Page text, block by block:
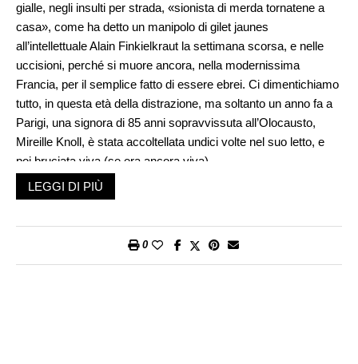
gialle, negli insulti per strada, «sionista di merda tornatene a
casa», come ha detto un manipolo di gilet jaunes
all’intellettuale Alain Finkielkraut la settimana scorsa, e nelle
uccisioni, perché si muore ancora, nella modernissima
Francia, per il semplice fatto di essere ebrei. Ci dimentichiamo
tutto, in questa età della distrazione, ma soltanto un anno fa a
Parigi, una signora di 85 anni sopravvissuta all’Olocausto,
Mireille Knoll, è stata accoltellata undici volte nel suo letto, e
poi bruciata viva (se era ancora viva).
I dati del Ministero dell’interno dicono che l’antisemitismo è
cresciuto del 74 per cento: 541 episodi nel 2018, nel 2017
delle istituzioni ebraiche di Tolosa quando, nel 2012, il giovane
LEGGI DI PIÙ
0